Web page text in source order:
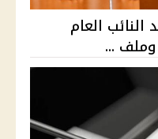
تناشد النائب العام
وملف ...